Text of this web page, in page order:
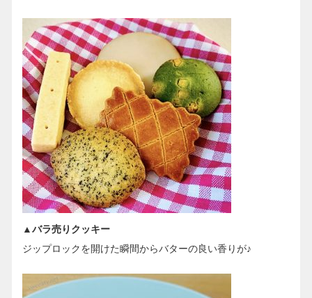
▲バラ売りクッキー
ジップロックを開けた瞬間からバターの良い香りが♪